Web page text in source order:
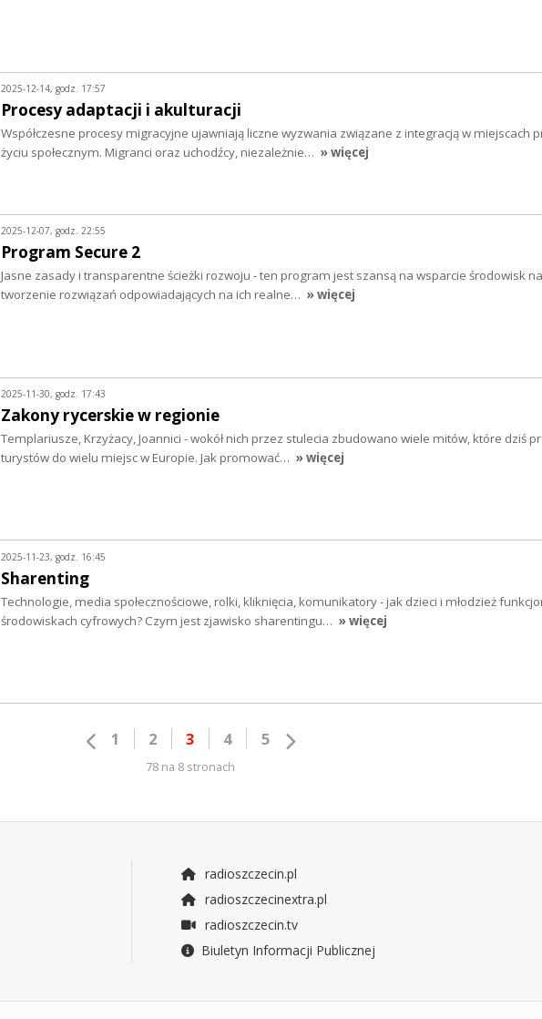
2025-12-14, godz. 17:57
Procesy adaptacji i akulturacji
Współczesne procesy migracyjne ujawniają liczne wyzwania związane z integracją w miejscach
życiu społecznym. Migranci oraz uchodźcy, niezależnie… » więcej
2025-12-07, godz. 22:55
Program Secure 2
Jasne zasady i transparentne ścieżki rozwoju - ten program jest szansą na wsparcie środowisk
tworzenie rozwiązań odpowiadających na ich realne… » więcej
2025-11-30, godz. 17:43
Zakony rycerskie w regionie
Templariusze, Krzyżacy, Joannici - wokół nich przez stulecia zbudowano wiele mitów, które dziś
turystów do wielu miejsc w Europie. Jak promować… » więcej
2025-11-23, godz. 16:45
Sharenting
Technologie, media społecznościowe, rolki, kliknięcia, komunikatory - jak dzieci i młodzież
środowiskach cyfrowych? Czym jest zjawisko sharentingu… » więcej
1 2 3 4 5
78 na 8 stronach
radioszczecin.pl
radioszczecinextra.pl
radioszczecin.tv
Biuletyn Informacji Publicznej